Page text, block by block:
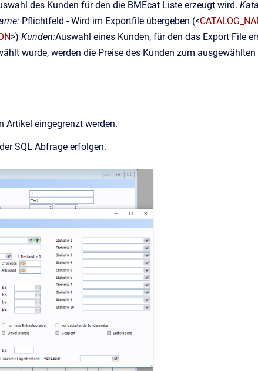
des Kunden für den die BMEcat Liste erzeugt wird.
Pflichtfeld - Wird im Exportfile übergeben (<
>) Kunden:Auswahl eines Kunden, für den das Export File
wurde, werden die Preise des Kunden zum
Artikel eingegrenzt werden.
SQL Abfrage erfolgen.